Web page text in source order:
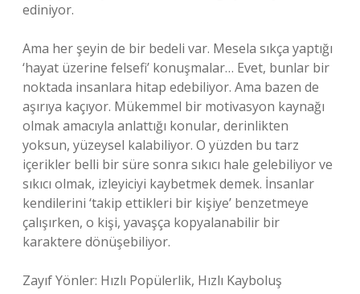
ediniyor.
Ama her şeyin de bir bedeli var. Mesela sıkça yaptığı
‘hayat üzerine felsefi’ konuşmalar… Evet, bunlar bir
noktada insanlara hitap edebiliyor. Ama bazen de
aşırıya kaçıyor. Mükemmel bir motivasyon kaynağı
olmak amacıyla anlattığı konular, derinlikten
yoksun, yüzeysel kalabiliyor. O yüzden bu tarz
içerikler belli bir süre sonra sıkıcı hale gelebiliyor ve
sıkıcı olmak, izleyiciyi kaybetmek demek. İnsanlar
kendilerini ‘takip ettikleri bir kişiye’ benzetmeye
çalışırken, o kişi, yavaşça kopyalanabilir bir
karaktere dönüşebiliyor.
Zayıf Yönler: Hızlı Popülerlik, Hızlı Kayboluş